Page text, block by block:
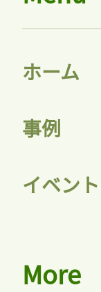
ホーム
事例
イベント
More